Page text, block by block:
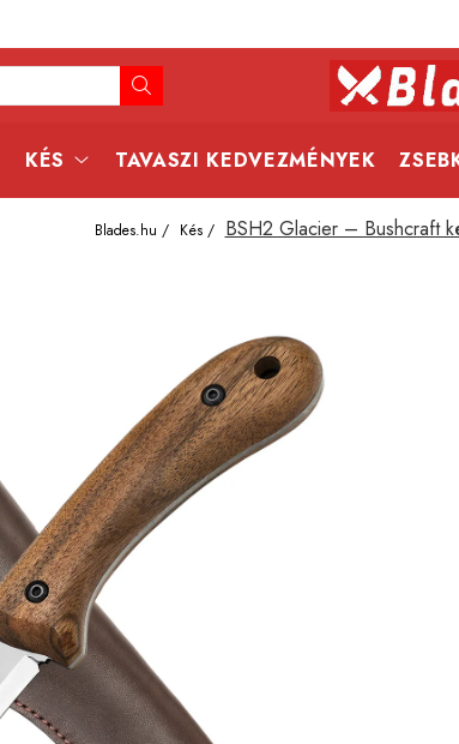
KÉS TAVASZI KEDVEZMÉNYEK
Blades.hu / Kés / BSH2 Glacier – Bushcraft